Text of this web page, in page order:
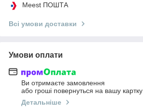
Meest ПОШТА
Всі умови доставки
Умови оплати
Ви отримаєте замовлення
або гроші повернуться на вашу картку
Детальніше